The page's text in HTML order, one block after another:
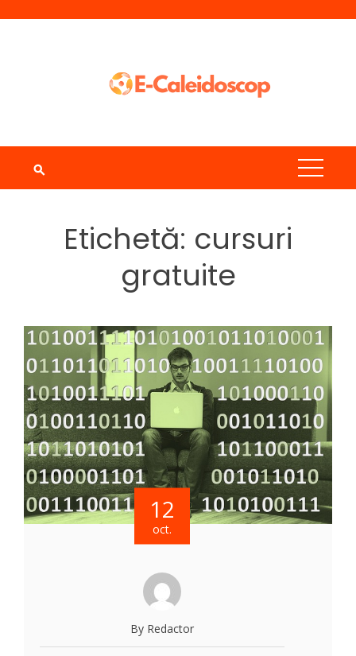
Etichetă: cursuri
gratuite
12
oct.
By Redactor